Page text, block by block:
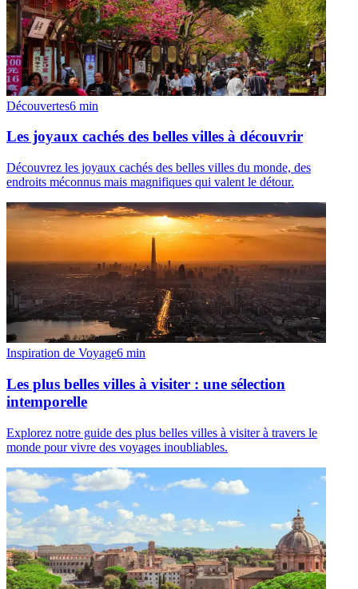
Découvertes6 min
Les joyaux cachés des belles villes à découvrir
Découvrez les joyaux cachés des belles villes du monde, des
endroits méconnus mais magnifiques qui valent le détour.
Inspiration de Voyage6 min
Les plus belles villes à visiter : une sélection
intemporelle
Explorez notre guide des plus belles villes à visiter à travers le
monde pour vivre des voyages inoubliables.